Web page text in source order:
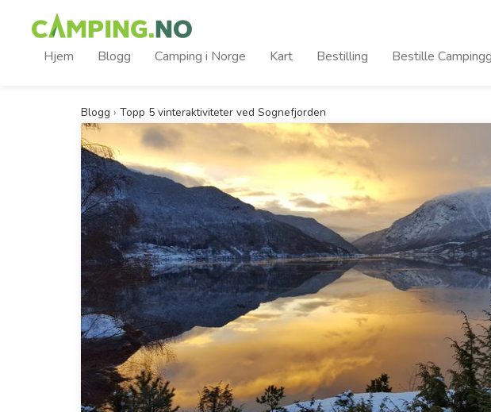
Hjem Blogg Camping i Norge Kart Bestilling Bestille
Blogg › Topp 5 vinteraktiviteter ved Sognefjorden